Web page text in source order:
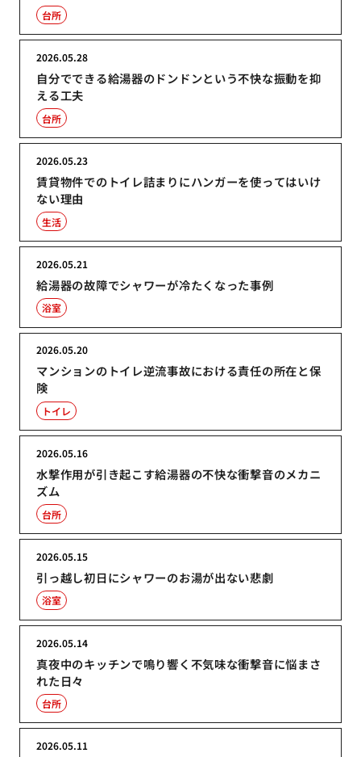
台所
自分でできる給湯器のドンドンという不快な振動を抑
える工夫
2026.05.28
台所
賃貸物件でのトイレ詰まりにハンガーを使ってはいけ
ない理由
2026.05.23
生活
給湯器の故障でシャワーが冷たくなった事例
2026.05.21
浴室
マンションのトイレ逆流事故における責任の所在と保
険
2026.05.20
トイレ
水撃作用が引き起こす給湯器の不快な衝撃音のメカニ
ズム
2026.05.16
台所
引っ越し初日にシャワーのお湯が出ない悲劇
2026.05.15
浴室
真夜中のキッチンで鳴り響く不気味な衝撃音に悩まさ
れた日々
2026.05.14
台所
2026.05.11